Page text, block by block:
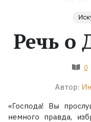
Экранизации
Речь о
0
Автор:
«Господа! Вы
немного правда,